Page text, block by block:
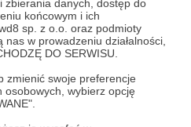
zbierania danych, dostęp do
końcowym i ich
sp. z o.o. oraz podmioty
w prowadzeniu działalności,
DO SERWISU.
zmienić swoje preferencje
wybierz opcję
Odpowiedz